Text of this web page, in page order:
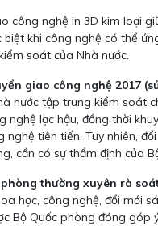
công nghệ in 3D kim loại
biệt khi công nghệ có thể
soát của Nhà nước.
giao công nghệ 2017
nước tập trung kiểm soát
nghệ lạc hậu, đồng thời
nghệ tiên tiến. Tuy nhiên,
cần có sự thẩm định của
phòng thường xuyên rà
học, công nghệ, đổi mới
Bộ Quốc phòng đóng góp